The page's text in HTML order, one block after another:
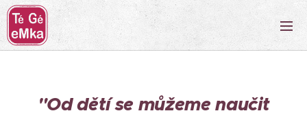
"Od dětí se můžeme naučit